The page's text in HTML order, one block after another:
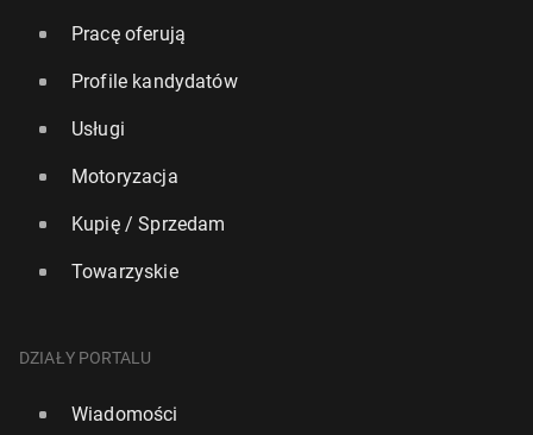
Pracę oferują
Profile kandydatów
Usługi
Motoryzacja
Kupię / Sprzedam
Towarzyskie
DZIAŁY PORTALU
Wiadomości